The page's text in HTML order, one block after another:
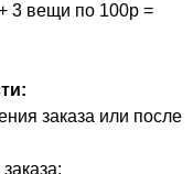
3 вещи по 100р =
заказа или после